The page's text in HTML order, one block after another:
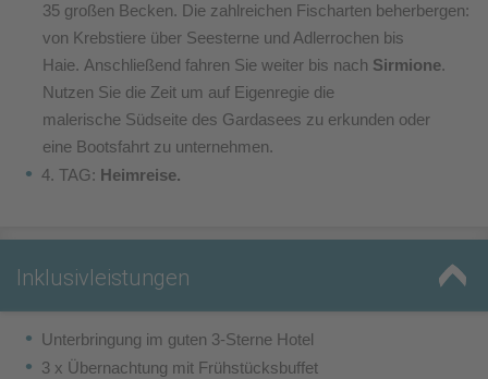
35 großen Becken. Die zahlreichen Fischarten beherbergen:
von Krebstiere über Seesterne und Adlerrochen bis
Haie. Anschließend fahren Sie weiter bis nach Sirmione.
Nutzen Sie die Zeit um auf Eigenregie die
malerische Südseite des Gardasees zu erkunden oder
eine Bootsfahrt zu unternehmen.
4. TAG: Heimreise.
Inklusivleistungen
Unterbringung im guten 3-Sterne Hotel
3 x Übernachtung mit Frühstücksbuffet